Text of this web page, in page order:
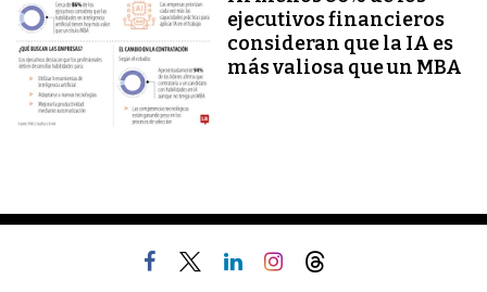
ejecutivos financieros
consideran que la IA es
más valiosa que un MBA